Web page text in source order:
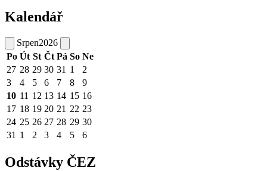
Kalendář
Srpen2026
Po Út St Čt Pá So Ne
27 28 29 30 31 1
2
3
4 5 6 7 8
9
10 11 12 13 14 15 16
17 18 19 20 21 22 23
24 25 26 27 28 29 30
31 1 2 3 4 5 6
Odstávky ČEZ